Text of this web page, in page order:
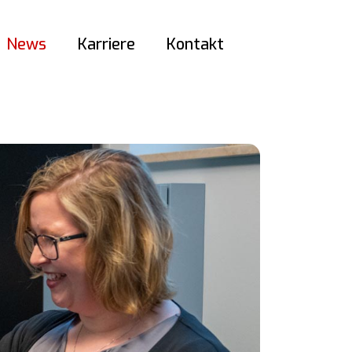
News Karriere Kontakt